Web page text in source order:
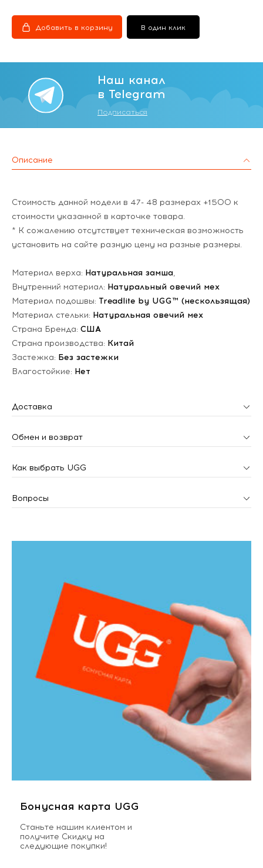
Добавить в корзину В один клик
Наш канал
в Telegram
Подписаться
Описание
Стоимость данной модели в 47- 48 размерах +1500 к
стоимости указанной в карточке товара.
* К сожалению отсутствует техническая возможность
установить на сайте разную цену на разные размеры.
Материал верха: Натуральная замша,
Внутренний материал: Натуральный овечий мех
Материал подошвы: Treadlite by UGG™ (нескользящая)
Материал стельки: Натуральная овечий мех
Страна Бренда: США
Страна производства: Китай
Застежка: Без застежки
Влагостойкие: Нет
Доставка
Обмен и возврат
Как выбрать UGG
Вопросы
Бонусная карта UGG
Станьте нашим клиентом и
получите Скидку на
следующие покупки!